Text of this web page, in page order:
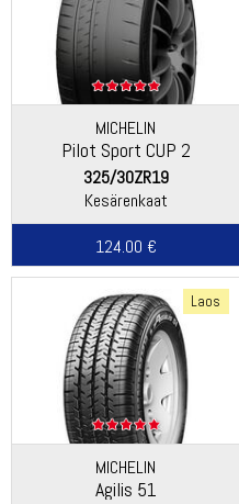
MICHELIN
Pilot Sport CUP 2
325/30ZR19
Kesärenkaat
124.00 €
Laos
MICHELIN
Agilis 51